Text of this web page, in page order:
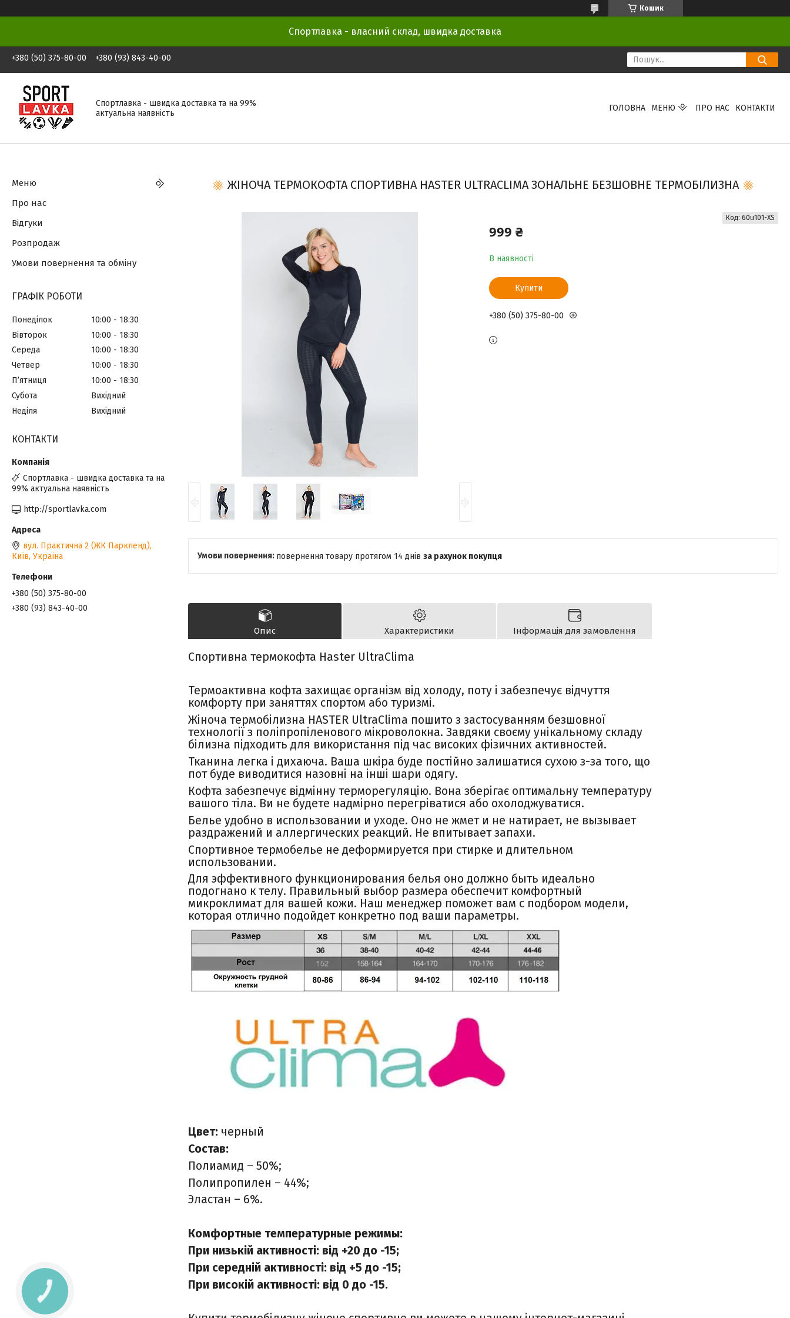
Кошик
Спортлавка - власний склад, швидка доставка
+380 (50) 375-80-00 +380 (93) 843-40-00
Спортлавка - швидка доставка та на 99%
актуальна наявність
ГОЛОВНА МЕНЮ ПРО НАС КОНТАКТИ
ЖІНОЧА ТЕРМОКОФТА СПОРТИВНА HASTER ULTRACLIMA ЗОНАЛЬНЕ БЕЗШОВНЕ ТЕРМОБІЛИЗНА
999 ₴
В наявності
Код: 60u101-XS
Купити
+380 (50) 375-80-00
повернення товару протягом 14 днів за рахунок покупця
Опис Характеристики Інформація для замовлення
Спортивна термокофта Haster UltraClima
Термоактивна кофта захищає організм від холоду, поту і забезпечує відчуття
комфорту при заняттях спортом або туризмі.
Жіноча термобілизна HASTER UltraClima пошито з застосуванням безшовної
технології з поліпропіленового мікроволокна. Завдяки своєму унікальному складу
білизна підходить для використання під час високих фізичних активностей.
Тканина легка і дихаюча. Ваша шкіра буде постійно залишатися сухою з-за того, що
пот буде виводитися назовні на інші шари одягу.
Кофта забезпечує відмінну терморегуляцію. Вона зберігає оптимальну температуру
вашого тіла. Ви не будете надмірно перегріватися або охолоджуватися.
Белье удобно в использовании и уходе. Оно не жмет и не натирает, не вызывает
раздражений и аллергических реакций. Не впитывает запахи.
Спортивное термобелье не деформируется при стирке и длительном
использовании.
Для эффективного функционирования белья оно должно быть идеально
подогнано к телу. Правильный выбор размера обеспечит комфортный
микроклимат для вашей кожи. Наш менеджер поможет вам с подбором модели,
которая отлично подойдет конкретно под ваши параметры.
Цвет: черный
Состав:
Полиамид – 50%;
Полипропилен – 44%;
Эластан – 6%.
Комфортные температурные режимы:
При низькій активності: від +20 до -15;
При середній активності: від +5 до -15;
При високій активності: від 0 до -15.
Меню
Про нас
Відгуки
Розпродаж
Умови повернення та обміну
ГРАФІК РОБОТИ
Понеділок 10:00
18:30
Вівторок
10:00
18:30
Середа
10:00
18:30
Четвер
10:00
18:30
Пʼятниця
10:00
18:30
Субота
Вихідний
Неділя
Вихідний
КОНТАКТИ
Спортлавка - швидка доставка та на
99% актуальна наявність
http://sportlavka.com
вул. Практична 2 (ЖК Паркленд),
Київ, Україна
+380 (50) 375-80-00
+380 (93) 843-40-00
КНОПКА
ЗВ'ЯЗКУ